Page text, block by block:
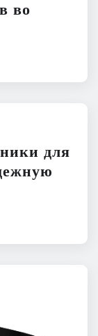
во
для